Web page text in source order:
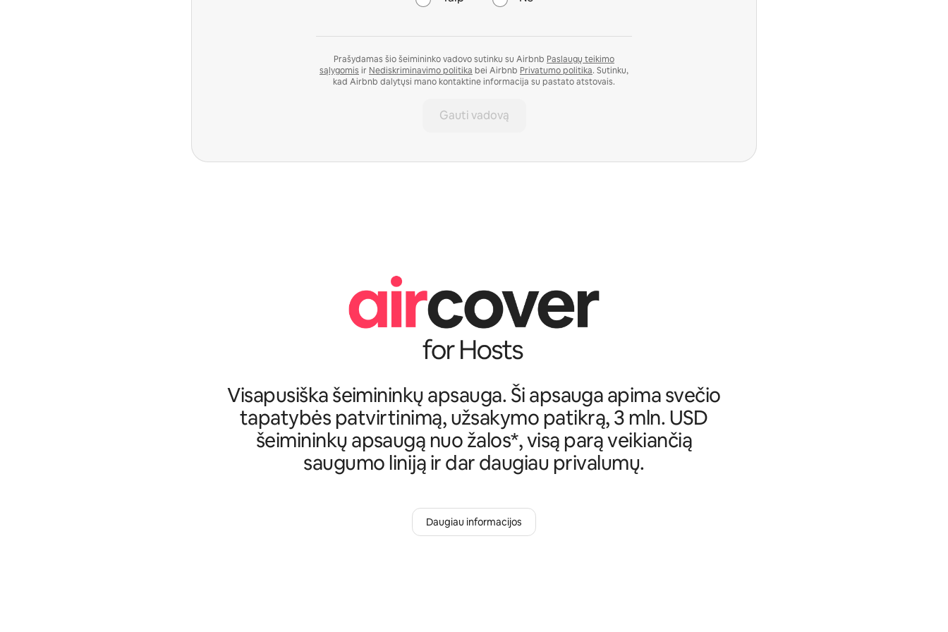
Prašydamas šio šeimininko vadovo sutinku su Airbnb Paslaugų teikimo
sąlygomis ir Nediskriminavimo politika bei Airbnb Privatumo politika. Sutinku,
kad Airbnb dalytųsi mano kontaktine informacija su pastato atstovais.
Gauti vadovą
Visapusiška šeimininkų apsauga. Ši apsauga apima svečio
tapatybės patvirtinimą, užsakymo patikrą, 3 mln. USD
šeimininkų apsaugą nuo žalos*, visą parą veikiančią
saugumo liniją ir dar daugiau privalumų.
Daugiau informacijos